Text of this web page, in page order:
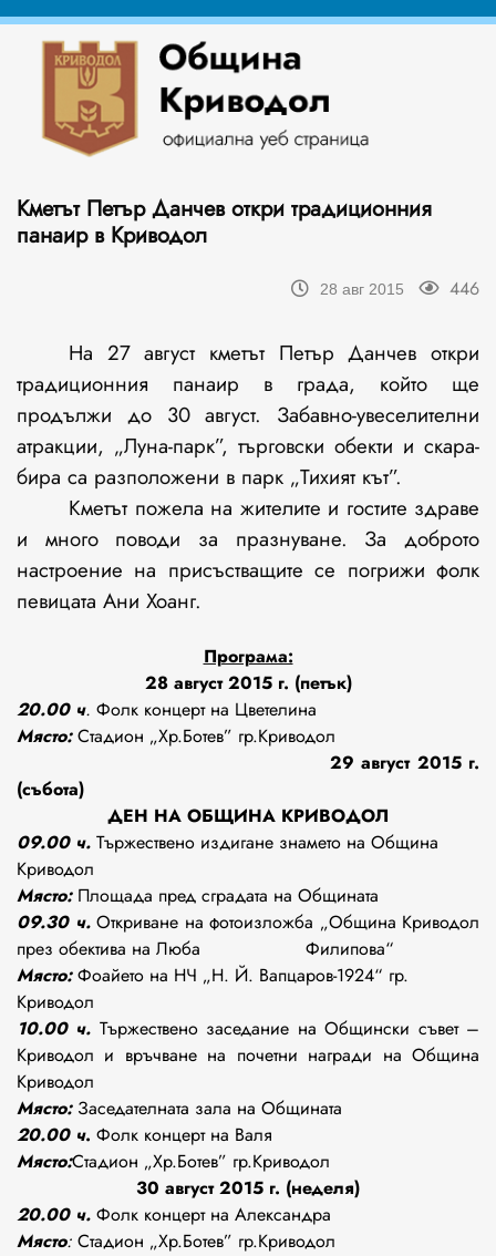
Кметът Петър Данчев откри традиционния
панаир в Криводол
28 авг 2015 446
На 27 август кметът Петър Данчев откри
традиционния панаир в града, който ще
продължи до 30 август. Забавно-увеселителни
атракции, „Луна-парк”, търговски обекти и скара-
бира са разположени в парк „Тихият кът”.
Кметът пожела на жителите и гостите здраве
и много поводи за празнуване. За доброто
настроение на присъстващите се погрижи фолк
певицата Ани Хоанг.
Програма:
28 август 2015 г. (петък)
20.00 ч. Фолк концерт на Цветелина
Място:Стадион „Хр.Ботев” гр.Криводол
29 август 2015 г.
(събота)
ДЕН НА ОБЩИНА КРИВОДОЛ
09.00 ч. Тържествено издигане знамето на Община
Криводол
Място:Площада пред сградата на Общината
09.30 ч. Откриване на фотоизложба „Община Криводол
през обектива на Люба Филипова“
Място:Фоайето на НЧ „Н. Й. Вапцаров-1924“ гр.
Криводол
10.00 ч. Тържествено заседание на Общински съвет –
Криводол и връчване на почетни награди на Община
Криводол
Място:Заседателната зала на Общината
20.00 ч. Фолк концерт на Валя
Място:Стадион „Хр.Ботев” гр.Криводол
30 август 2015 г. (неделя)
20.00 ч. Фолк концерт на Александра
Място: Стадион „Хр.Ботев” гр.Криводол